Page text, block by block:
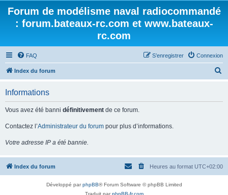
Forum de modélisme naval radiocommandé
: forum.bateaux-rc.com et www.bateaux-
rc.com
FAQ Connexion
S’enregistrer
Index du forum
e
Informations
Vous avez été banni définitivement de ce forum.
Contactez l’Administrateur du forum pour plus d’informations.
Votre adresse IP a été bannie.
Index du forum Heures au format UTC+02:00
Développé parphpBB® Forum Software © phpBB Limited
Traduit parphpBB-fr.com